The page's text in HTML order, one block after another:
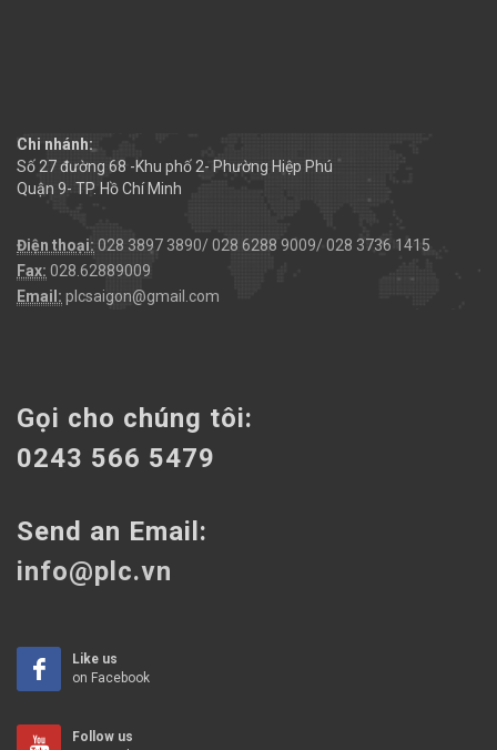
Chi nhánh:
Số 27 đường 68 -Khu phố 2- Phường Hiệp Phú
Quận 9- TP. Hồ Chí Minh
Điện thoại: 028 3897 3890/ 028 6288 9009/ 028 3736 1415
Fax: 028.62889009
Email: plcsaigon@gmail.com
Gọi cho chúng tôi:
0243 566 5479
Send an Email:
info@plc.vn
Like us
on Facebook
Follow us